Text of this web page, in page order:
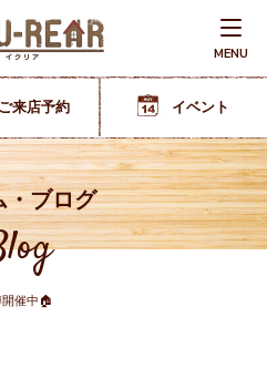
MENU
ご来店予約 イベント
・ブログ
催中🏠